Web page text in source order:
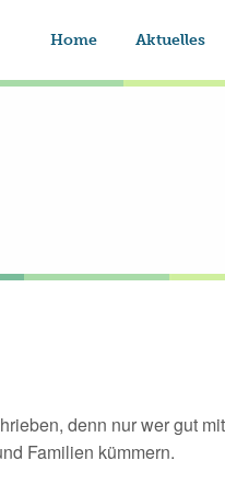
Home Aktuelles
denn nur wer gut
Familien kümmern.